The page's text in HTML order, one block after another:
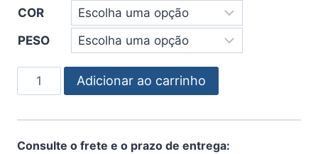
COR
PESO
Adicionar ao carrinho
Consulte o frete e o prazo de entrega: